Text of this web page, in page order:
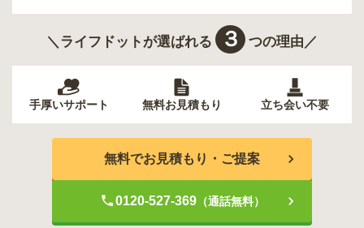
＼ライフドットが選ばれる ３ つの理由／
手厚いサポート 無料お見積もり 立ち会い不要
無料でお見積もり・ご提案
0120-527-369（通話無料）